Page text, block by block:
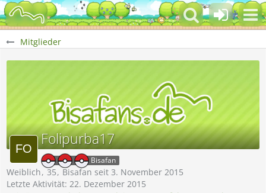
Mitglieder
Folipurba17
Bisafan
Weiblich 35 Bisafan seit 3. November 2015
Letzte Aktivität: 22. Dezember 2015